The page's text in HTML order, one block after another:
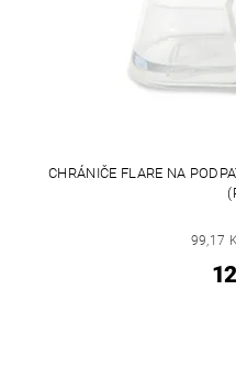
CHRÁNIČE FLARE NA
99,17